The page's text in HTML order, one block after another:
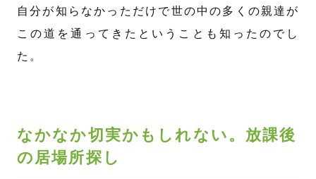
自分が知らなかっただけで世の中の多くの親達が
この道を通ってきたということも知ったのでし
た。
なかなか切実かもしれない。放課後
の居場所探し